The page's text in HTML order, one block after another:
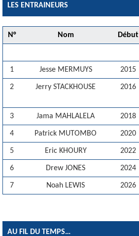
LES ENTRAINEURS
N° Nom Début
1 Jesse MERMUYS 2015
2 Jerry STACKHOUSE 2016
3 Jama MAHLALELA 2018
4 Patrick MUTOMBO 2020
5 Eric KHOURY 2022
6 Drew JONES 2024
7 Noah LEWIS 2026
AU FIL DU TEMPS…